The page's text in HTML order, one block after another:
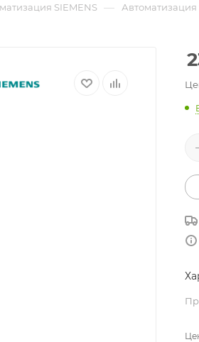
SIEMENS — Автоматизация